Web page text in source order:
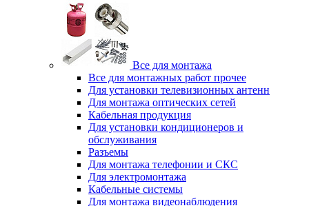
Все для монтажа
Все для монтажных работ прочее
Для установки телевизионных антенн
Для монтажа оптических сетей
Кабельная продукция
Для установки кондиционеров и
обслуживания
Разъемы
Для монтажа телефонии и СКС
Для электромонтажа
Кабельные системы
Для монтажа видеонаблюдения